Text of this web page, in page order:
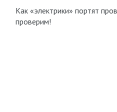
Как «электрики» портят
проверим!